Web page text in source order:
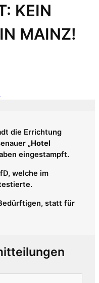
KEIN
MAINZ!
die Errichtung
„Hotel
eingestampft.
welche im
statt für